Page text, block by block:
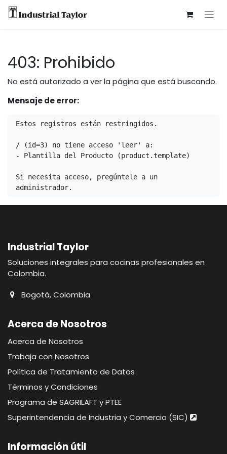
403: Prohibido
No está autorizado a ver la página que está buscando.
Mensaje de error:
Estos registros están restringidos.
/ (id=3) no tiene acceso 'leer' a:
- Plantilla del Producto (product.template)
Si necesita acceso, pregúntele a un
administrador.
Industrial Taylor
Soluciones integrales para cocinas profesionales en
Colombia.
Bogotá, Colombia
Acerca de Nosotros
Acerca de Nosotros
Trabaja con Nosotros
Política de Tratamiento de Datos
Términos y Condiciones
Programa de SAGRILAFT y PTEE
Superintendencia de Industria y Comercio (SIC)
Información útil​​​